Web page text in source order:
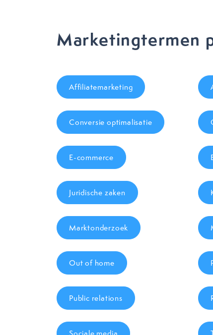
Marketingtermen
Affiliatemarketing
Conversie optimalisatie
E-commerce
Juridische zaken
Marktonderzoek
Out of home
Public relations